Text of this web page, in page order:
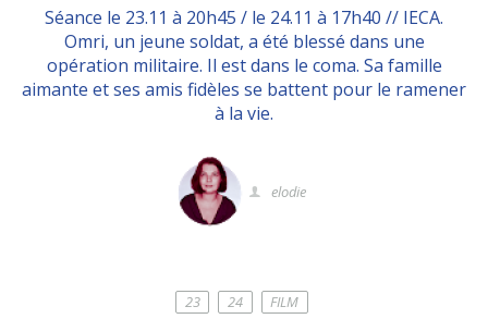
Séance le 23.11 à 20h45 / le 24.11 à 17h40 // IECA.
Omri, un jeune soldat, a été blessé dans une
opération militaire. Il est dans le coma. Sa famille
aimante et ses amis fidèles se battent pour le ramener
à la vie.
elodie
23 24 FILM